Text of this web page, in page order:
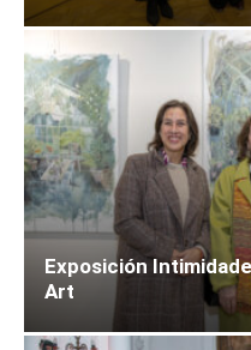
Exposición
Art